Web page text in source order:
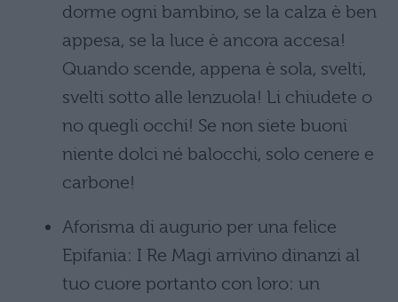
dorme ogni bambino, se la calza è ben
appesa, se la luce è ancora accesa!
Quando scende, appena è sola, svelti,
svelti sotto alle lenzuola! Li chiudete o
no quegli occhi! Se non siete buoni
niente dolci né balocchi, solo cenere e
carbone!
Aforisma di augurio per una felice
Epifania: I Re Magi arrivino dinanzi al
tuo cuore portanto con loro: un